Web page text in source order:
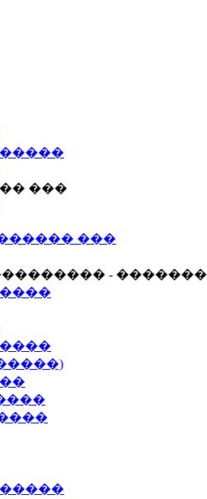
���
���
- �������